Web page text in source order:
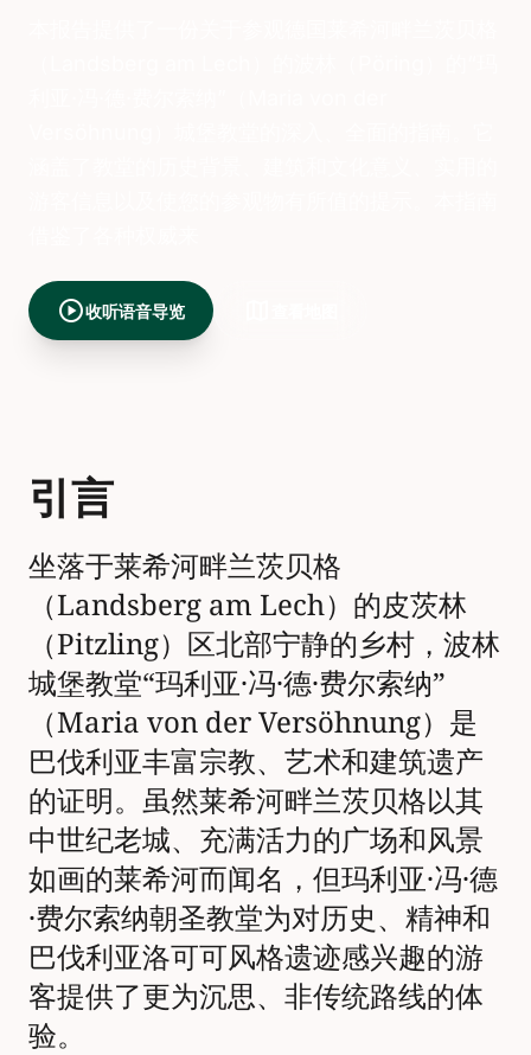
play_circle收听语音导览
引言
坐落于莱希河畔兰茨贝格
（Landsberg am Lech）的皮茨林
（Pitzling）区北部宁静的乡村，波林
城堡教堂“玛利亚·冯·德·费尔索纳”
（Maria von der Versöhnung）是
巴伐利亚丰富宗教、艺术和建筑遗产
的证明。虽然莱希河畔兰茨贝格以其
中世纪老城、充满活力的广场和风景
如画的莱希河而闻名，但玛利亚·冯·德
·费尔索纳朝圣教堂为对历史、精神和
巴伐利亚洛可可风格遗迹感兴趣的游
客提供了更为沉思、非传统路线的体
验。